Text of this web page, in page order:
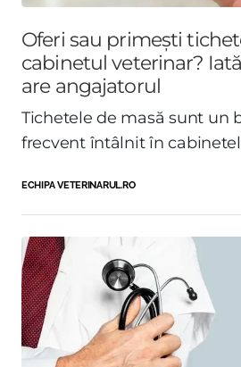
Oferi sau primești
cabinetul veterinar?
are angajatorul
Tichetele de masă sunt un
frecvent întâlnit în
ECHIPA VETERINARUL.RO